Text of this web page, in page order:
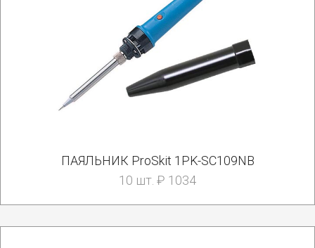
ПАЯЛЬНИК ProSkit 1PK-SC109NB
10 шт. ₽ 1034